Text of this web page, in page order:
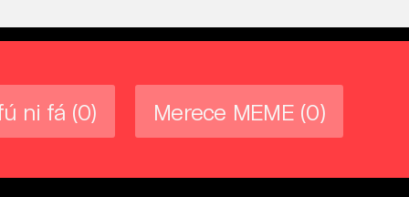
ni fá (0) Merece MEME (0)